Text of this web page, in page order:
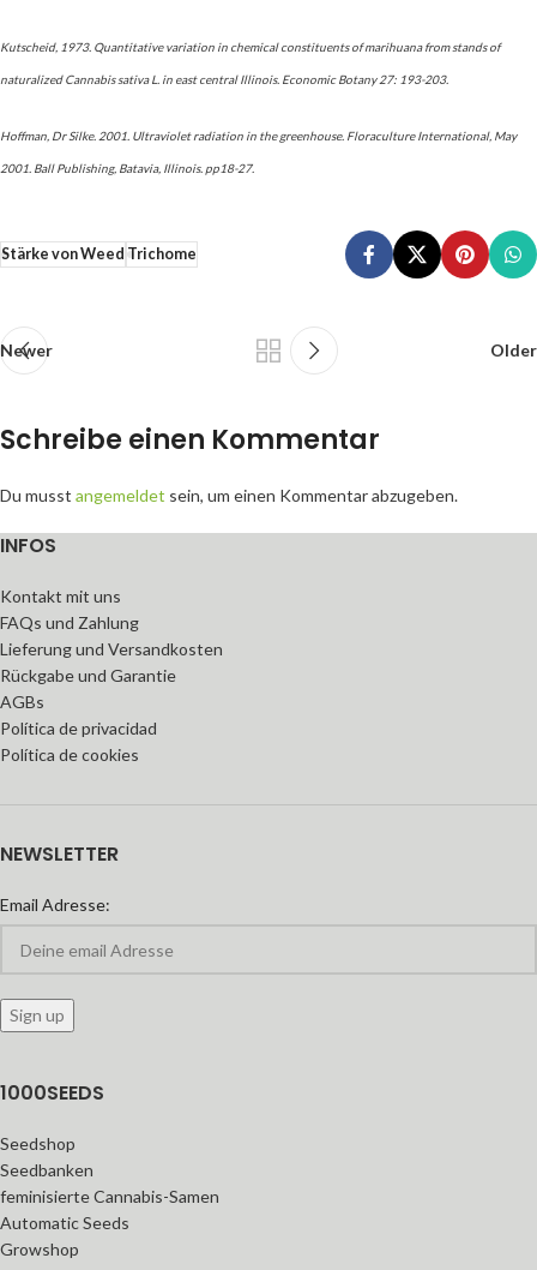
Kutscheid, 1973. Quantitative variation in chemical constituents of marihuana from stands of
naturalized Cannabis sativa L. in east central Illinois. Economic Botany 27: 193-203.
Hoffman, Dr Silke. 2001. Ultraviolet radiation in the greenhouse. Floraculture International, May
2001. Ball Publishing, Batavia, Illinois. pp18-27.
Stärke von Weed Trichome
Newer Older
Schreibe einen Kommentar
Du musst angemeldet sein, um einen Kommentar abzugeben.
INFOS
Kontakt mit uns
FAQs und Zahlung
Lieferung und Versandkosten
Rückgabe und Garantie
AGBs
Política de privacidad
Política de cookies
NEWSLETTER
Email Adresse:
1000SEEDS
Seedshop
Seedbanken
feminisierte Cannabis-Samen
Automatic Seeds
Growshop